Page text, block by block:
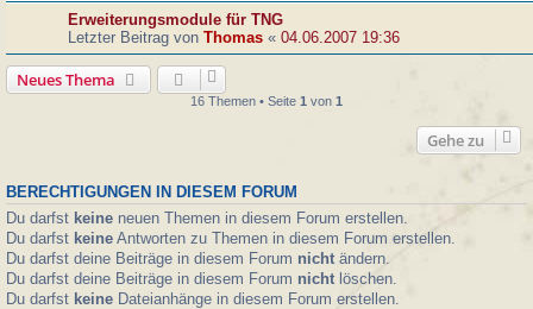
Erweiterungsmodule für TNG
Letzter Beitrag von Thomas « 04.06.2007 19:36
Neues Thema
16 Themen • Seite 1 von 1
Gehe zu
BERECHTIGUNGEN IN DIESEM FORUM
Du darfst keine neuen Themen in diesem Forum erstellen.
Du darfst keine Antworten zu Themen in diesem Forum erstellen.
Du darfst deine Beiträge in diesem Forum nicht ändern.
Du darfst deine Beiträge in diesem Forum nicht löschen.
Du darfst keine Dateianhänge in diesem Forum erstellen.